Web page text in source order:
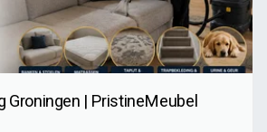
Groningen | PristineMeubel